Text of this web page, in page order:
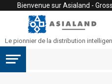
Bienvenue sur Asialand -
Le pionnier de la distribution